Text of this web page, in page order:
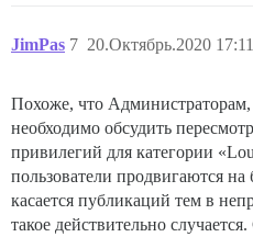
JimPas 20.Октябрь.2020
7
Похоже, что
необходимо обсудить
привилегий для категории
пользователи продвигаются
касается публикаций тем в
такое действительно